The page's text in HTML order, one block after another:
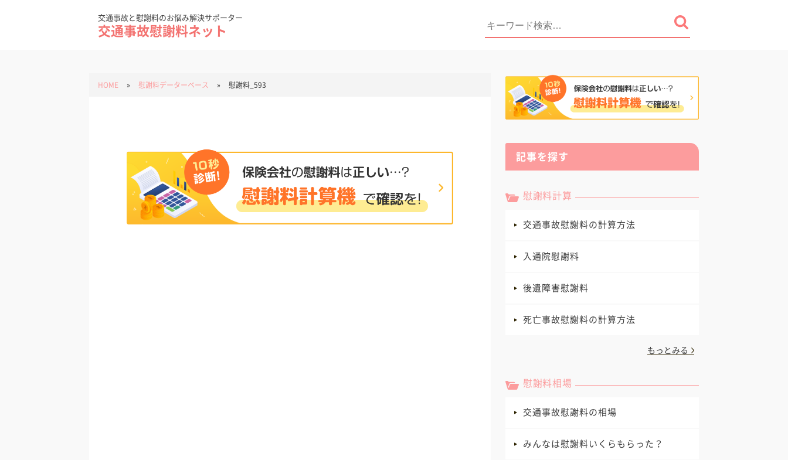
交通事故と慰謝料のお悩み解決サポーター
交通事故慰謝料ネット
HOME » 慰謝料データーベース » 慰謝料_593
記事を探す
慰謝料計算
交通事故慰謝料の計算方法
入通院慰謝料
後遺障害慰謝料
死亡事故慰謝料の計算方法
もっとみる
慰謝料相場
交通事故慰謝料の相場
みんなは慰謝料いくらもらった？